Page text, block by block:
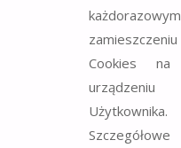
każdorazowym
zamieszczeniu
Cookies na
urządzeniu
Użytkownika.
Szczegółowe